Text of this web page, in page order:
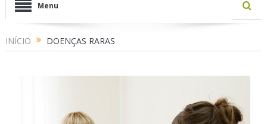
Menu
INÍCIO DOENÇAS RARAS